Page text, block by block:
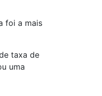
foi a mais
taxa de
uma